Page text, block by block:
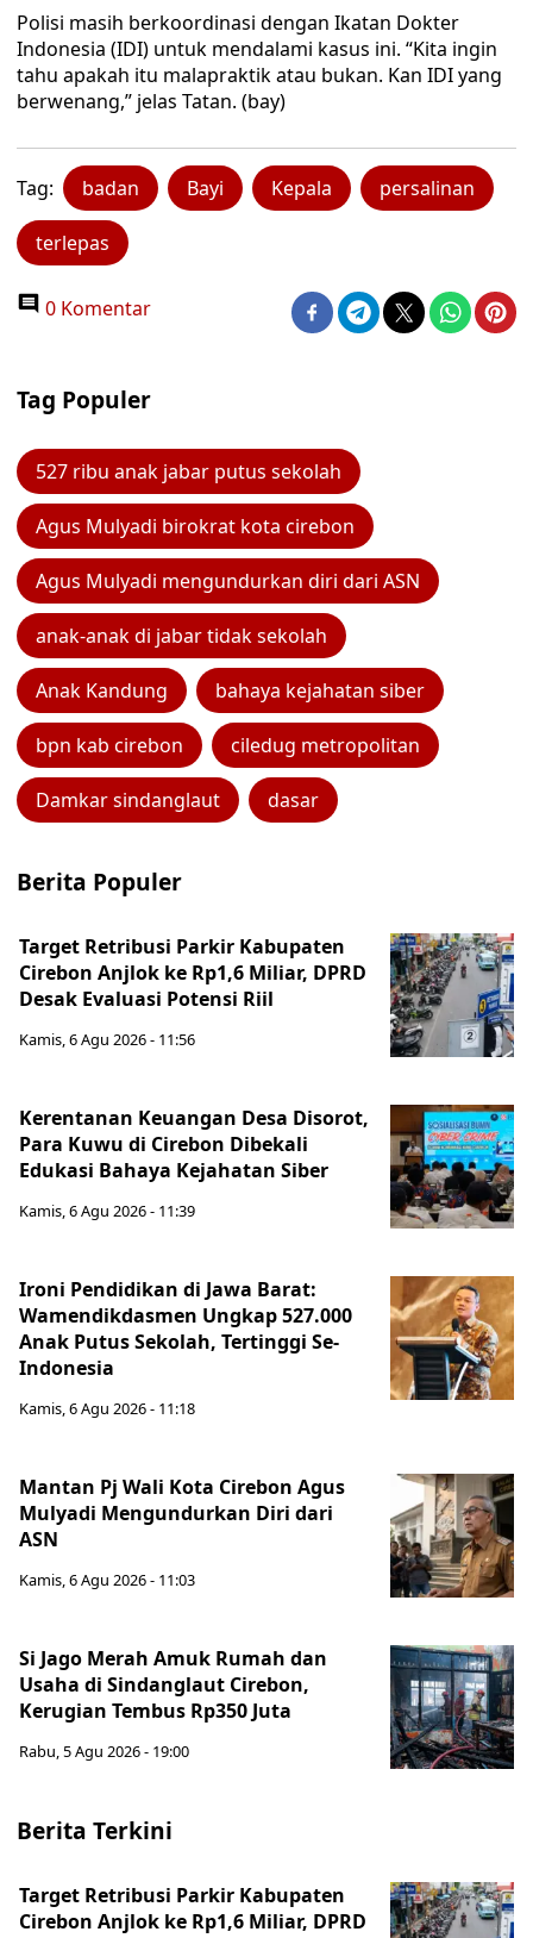
Polisi masih berkoordinasi dengan Ikatan Dokter
Indonesia (IDI) untuk mendalami kasus ini. “Kita ingin
tahu apakah itu malapraktik atau bukan. Kan IDI yang
berwenang,” jelas Tatan. (bay)
Tag: badan Bayi Kepala persalinan
terlepas
0 Komentar
Tag Populer
527 ribu anak jabar putus sekolah
Agus Mulyadi birokrat kota cirebon
Agus Mulyadi mengundurkan diri dari ASN
anak-anak di jabar tidak sekolah
Anak Kandung bahaya kejahatan siber
bpn kab cirebon ciledug metropolitan
Damkar sindanglaut dasar
Berita Populer
Target Retribusi Parkir Kabupaten
Cirebon Anjlok ke Rp1,6 Miliar, DPRD
Desak Evaluasi Potensi Riil
Kamis, 6 Agu 2026 - 11:56
Kerentanan Keuangan Desa Disorot,
Para Kuwu di Cirebon Dibekali
Edukasi Bahaya Kejahatan Siber
Kamis, 6 Agu 2026 - 11:39
Ironi Pendidikan di Jawa Barat:
Wamendikdasmen Ungkap 527.000
Anak Putus Sekolah, Tertinggi Se-
Indonesia
Kamis, 6 Agu 2026 - 11:18
Mantan Pj Wali Kota Cirebon Agus
Mulyadi Mengundurkan Diri dari
ASN
Kamis, 6 Agu 2026 - 11:03
Si Jago Merah Amuk Rumah dan
Usaha di Sindanglaut Cirebon,
Kerugian Tembus Rp350 Juta
Rabu, 5 Agu 2026 - 19:00
Berita Terkini
Target Retribusi Parkir Kabupaten
Cirebon Anjlok ke Rp1,6 Miliar, DPRD